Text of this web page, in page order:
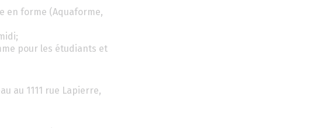
en forme (Aquaforme,
pour les étudiants et
au 1111 rue Lapierre,